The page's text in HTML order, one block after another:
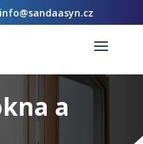
info@sandaasyn.cz
a